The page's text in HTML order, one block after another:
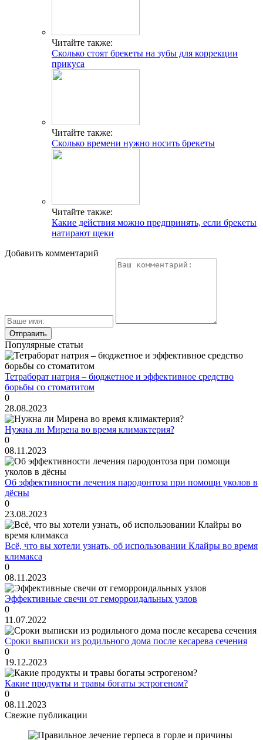
Читайте также:
Сколько стоят брекеты на зубы для коррекции
прикуса
Читайте также:
Сколько времени нужно носить брекеты
Читайте также:
Какие действия можно предпринять, если брекеты
натирают щеки
Добавить комментарий
Популярные статьи
Тетраборат натрия – бюджетное и эффективное средство
борьбы со стоматитом
0
28.08.2023
Нужна ли Мирена во время климактерия?
0
08.11.2023
Об эффективности лечения пародонтоза при помощи уколов в
дёсны
0
23.08.2023
Всё, что вы хотели узнать, об использовании Клайры во время
климакса
0
08.11.2023
Эффективные свечи от геморроидальных узлов
0
11.07.2022
Сроки выписки из родильного дома после кесарева сечения
0
19.12.2023
Какие продукты и травы богаты эстрогеном?
0
08.11.2023
Свежие публикации